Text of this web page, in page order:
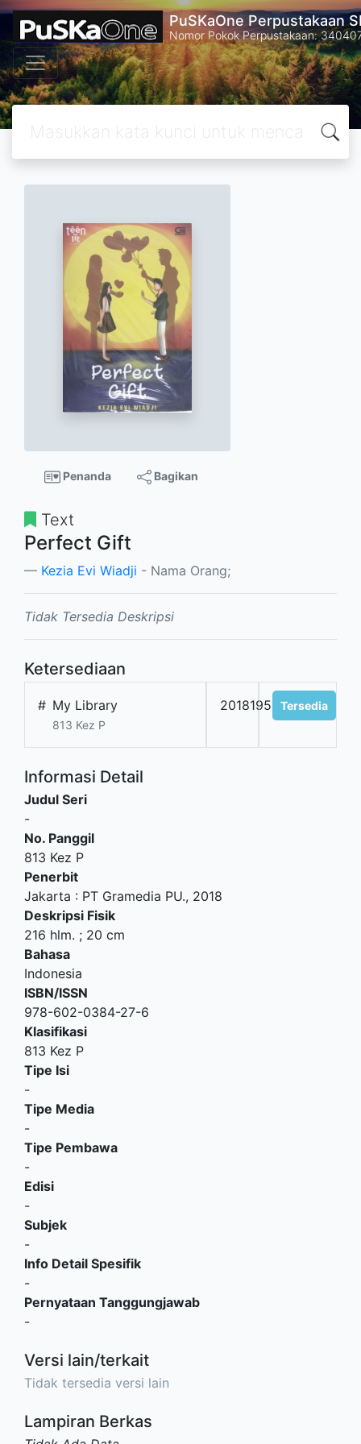
PuSKaOne Perpustakaan
Nomor Pokok Perpustakaan:
Penanda Bagikan
Text
Perfect Gift
Kezia Evi Wiadji - Nama Orang;
Tidak Tersedia Deskripsi
Ketersediaan
# My Library
813 Kez P
201819509Tersedia
Informasi Detail
Judul Seri
-
No. Panggil
813 Kez P
Penerbit
Jakarta : PT Gramedia PU., 2018
Deskripsi Fisik
216 hlm. ; 20 cm
Bahasa
Indonesia
ISBN/ISSN
978-602-0384-27-6
Klasifikasi
813 Kez P
Tipe Isi
-
Tipe Media
-
Tipe Pembawa
-
Edisi
-
Subjek
-
Info Detail Spesifik
-
Pernyataan Tanggungjawab
-
Versi lain/terkait
Tidak tersedia versi lain
Lampiran Berkas